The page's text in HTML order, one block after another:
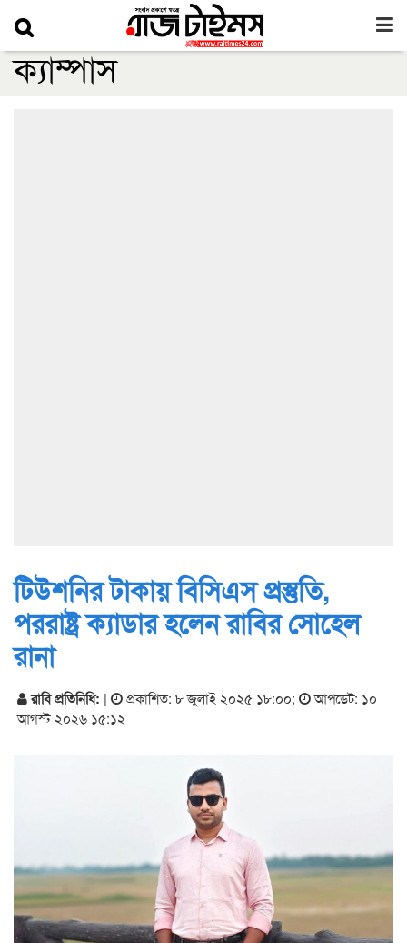
ক্যাম্পাস
টিউশনির টাকায় বিসিএস প্রস্তুতি,
পররাষ্ট্র ক্যাডার হলেন রাবির সোহেল
রানা
রাবি প্রতিনিধি: | প্রকাশিত: ৮ জুলাই ২০২৫ ১৮:০০;
আপডেট: ১০
আগস্ট ২০২৬ ১৫:১২